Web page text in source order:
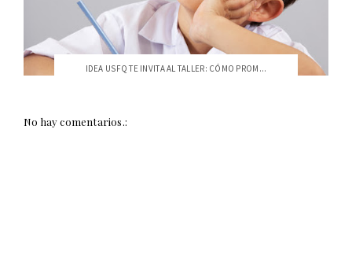
IDEA USFQ TE INVITA AL TALLER: CÓMO PROM...
No hay comentarios.: